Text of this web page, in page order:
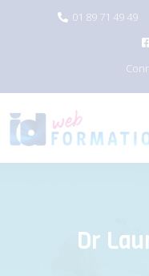
01 89 71 49 49
Dr